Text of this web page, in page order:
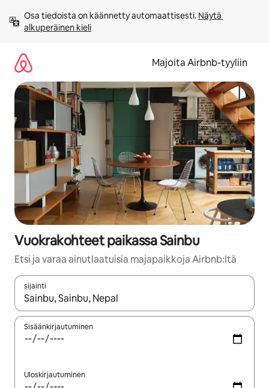
sisältö
väliin
Osa tiedoista on käännetty automaattisesti. Näytä
alkuperäinen kieli
Majoita Airbnb-tyyliin
Vuokrakohteet paikassa Sainbu
Etsi ja varaa ainutlaatuisia majapaikkoja Airbnb:ltä
sijainti
Kun tulokset ovat saatavilla, navigoi ylös- ja alas-
Sisäänkirjautuminen
Uloskirjautuminen